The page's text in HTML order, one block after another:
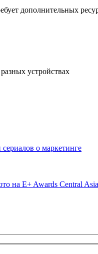
дополнительных
устройствах
о маркетинге
на E+ Awards Central